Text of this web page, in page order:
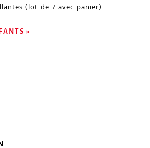
(lot de 7 avec panier)
»